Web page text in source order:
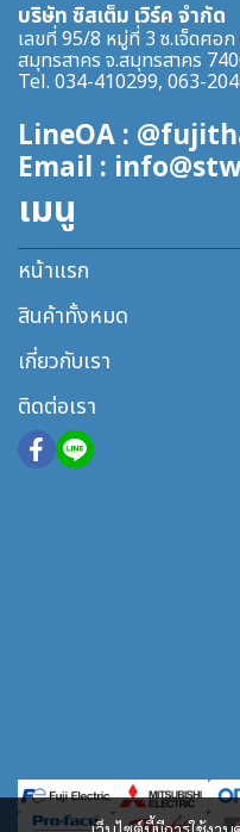
บริษัท ซิสเต็ม เวิร์ค จำกัด
เลขที่ 95/8 หมู่ที่ 3 ซ.เจ็ดศอ
สมุทรสาคร จ.สมุทรสาคร
Tel. 034-410299, 063-
LineOA :
Email :
เมนู
หน้าแรก
สินค้าทั้งหมด
เกี่ยวกับเรา
ติดต่อเรา